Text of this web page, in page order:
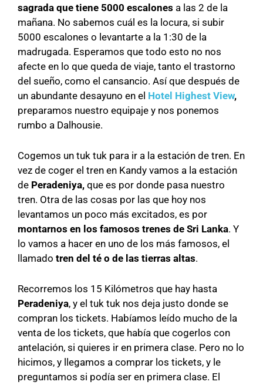
sagrada que tiene 5000 escalones a las 2 de la
mañana. No sabemos cuál es la locura, si subir
5000 escalones o levantarte a la 1:30 de la
madrugada. Esperamos que todo esto no nos
afecte en lo que queda de viaje, tanto el trastorno
del sueño, como el cansancio. Así que después de
un abundante desayuno en el Hotel Highest View,
preparamos nuestro equipaje y nos ponemos
rumbo a Dalhousie.
Cogemos un tuk tuk para ir a la estación de tren. En
vez de coger el tren en Kandy vamos a la estación
de Peradeniya, que es por donde pasa nuestro
tren. Otra de las cosas por las que hoy nos
levantamos un poco más excitados, es por
montarnos en los famosos trenes de Sri Lanka. Y
lo vamos a hacer en uno de los más famosos, el
llamado tren del té o de las tierras altas.
Recorremos los 15 Kilómetros que hay hasta
Peradeniya, y el tuk tuk nos deja justo donde se
compran los tickets. Habíamos leído mucho de la
venta de los tickets, que había que cogerlos con
antelación, si quieres ir en primera clase. Pero no lo
hicimos, y llegamos a comprar los tickets, y le
preguntamos si podía ser en primera clase. El